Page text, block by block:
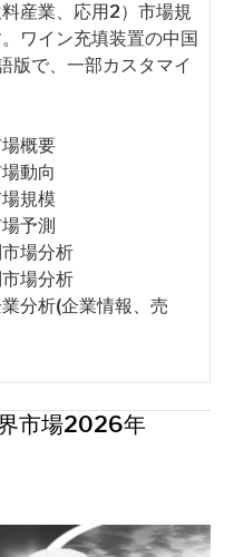
産業、応用2）市場規
ワイン充填装置の中国
版で、一部カスタマイ
概要
動向
規模
予測
場分析
場分析
分析(企業情報、売
市場2026年